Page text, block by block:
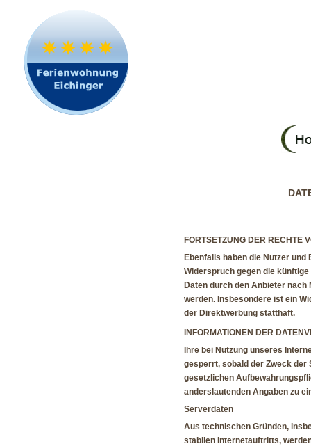
FORTSETZUNG DER RECHTE
Ebenfalls haben die Nutzer
Widerspruch gegen die
Daten durch den Anbieter nach
werden. Insbesondere ist ein
der Direktwerbung statthaft.
INFORMATIONEN DER
Ihre bei Nutzung unseres
gesperrt, sobald der Zweck der
gesetzlichen
anderslautenden Angaben zu
Serverdaten
Aus technischen Gründen,
stabilen Internetauftritts,